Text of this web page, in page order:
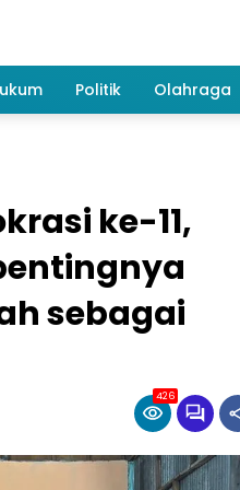
Politik Olahraga
ke-11,
sebagai
426